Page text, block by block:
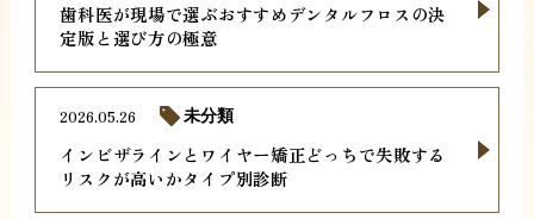
歯科医が現場で選ぶおすすめデンタルフロスの決
定版と選び方の極意
インビザラインとワイヤー矯正どっちで失敗する
リスクが高いかタイプ別診断
2026.05.26 未分類